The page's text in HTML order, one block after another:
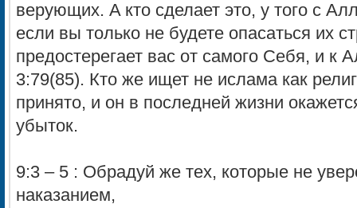
верующих. A кто сделает это, y того c
если вы только не будете опасаться их
предостерегает вас от самого Себя, и
3:79(85). Кто же ищет не ислама как
принято, и он в последней жизни
убыток.
9:3 – 5 : Обрадуй же тех, которые не
наказанием,